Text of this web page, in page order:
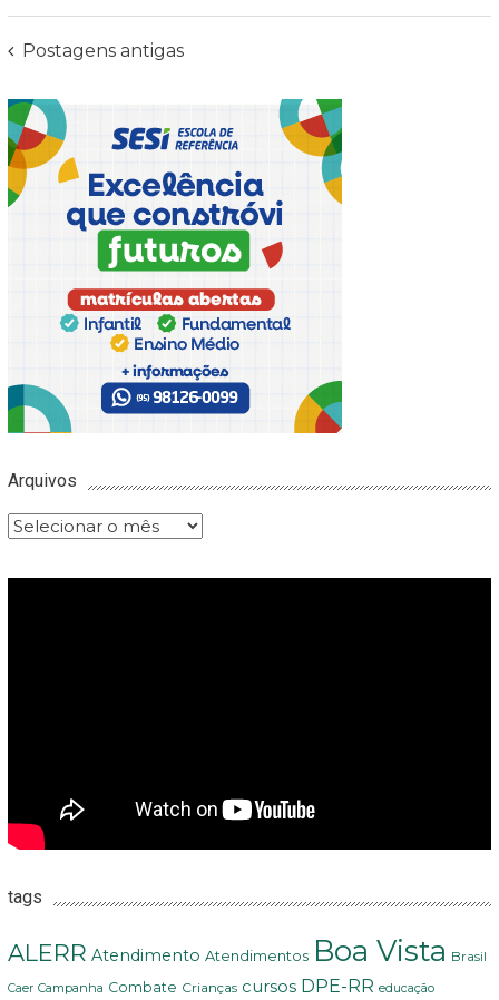
Navegação
Postagens antigas
Arquivos
Arquivos
tags
ALERR Atendimento Atendimentos Boa Vista Brasil
Caer Campanha Combate Crianças cursos DPE-RR educação